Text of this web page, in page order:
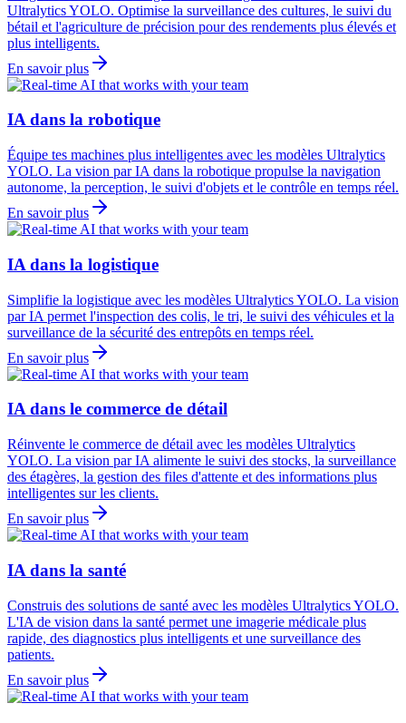
Ultralytics YOLO. Optimise la surveillance des cultures, le suivi du
bétail et l'agriculture de précision pour des rendements plus élevés et
plus intelligents.
En savoir plus
IA dans la robotique
Équipe tes machines plus intelligentes avec les modèles Ultralytics
YOLO. La vision par IA dans la robotique propulse la navigation
autonome, la perception, le suivi d'objets et le contrôle en temps réel.
En savoir plus
IA dans la logistique
Simplifie la logistique avec les modèles Ultralytics YOLO. La vision
par IA permet l'inspection des colis, le tri, le suivi des véhicules et la
surveillance de la sécurité des entrepôts en temps réel.
En savoir plus
IA dans le commerce de détail
Réinvente le commerce de détail avec les modèles Ultralytics
YOLO. La vision par IA alimente le suivi des stocks, la surveillance
des étagères, la gestion des files d'attente et des informations plus
intelligentes sur les clients.
En savoir plus
IA dans la santé
Construis des solutions de santé avec les modèles Ultralytics YOLO.
L'IA de vision dans la santé permet une imagerie médicale plus
rapide, des diagnostics plus intelligents et une surveillance des
patients.
En savoir plus